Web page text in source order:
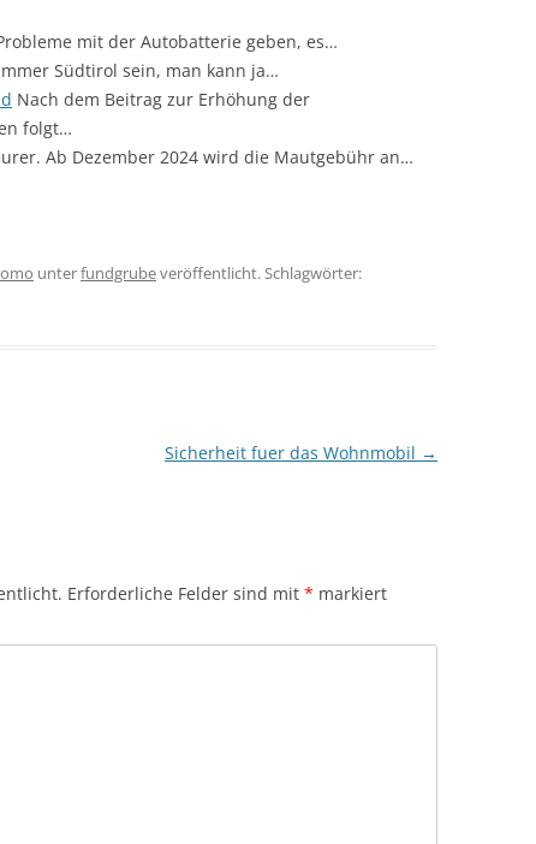
mit der Autobatterie geben, es…
Südtirol sein, man kann ja…
Nach dem Beitrag zur Erhöhung der
folgt…
Ab Dezember 2024 wird die Mautgebühr an…
unterfundgrubeveröffentlicht. Schlagwörter:
Sicherheit fuer das Wohnmobil →
Erforderliche Felder sind mit * markiert